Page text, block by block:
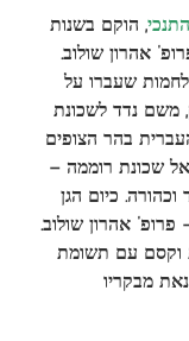
, הוקם בשנות
אהרון שולוב.
שעברו על
משם נדד לשכונת
בהר הצופים
שכונת רוממה –
כיום הגן
אהרון שולוב.
וקסם עם תשומת
מבקריו